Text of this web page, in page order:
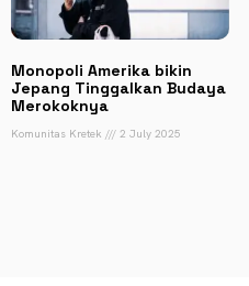
Monopoli Amerika bikin
Jepang Tinggalkan Budaya
Merokoknya
Komunitas Kretek 2 July 2025